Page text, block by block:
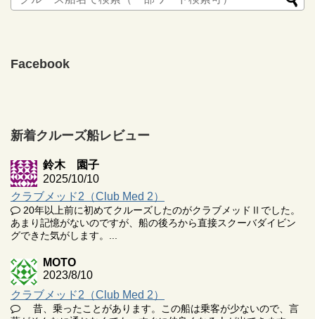
Facebook
新着クルーズ船レビュー
鈴木 園子
2025/10/10
クラブメッド2（Club Med 2）
20年以上前に初めてクルーズしたのがクラブメッドⅡでした。
あまり記憶がないのですが、船の後ろから直接スクーバダイビン
グできた気がします。...
MOTO
2023/8/10
クラブメッド2（Club Med 2）
昔、乗ったことがあります。この船は乗客が少ないので、言